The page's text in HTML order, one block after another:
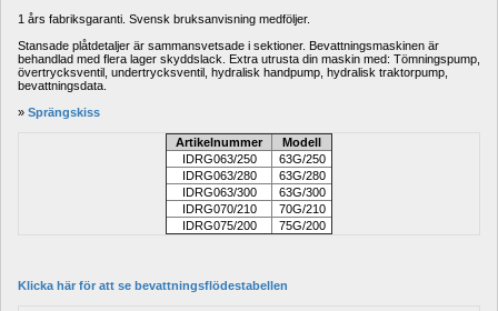
1 års fabriksgaranti. Svensk bruksanvisning medföljer.
Stansade plåtdetaljer är sammansvetsade i sektioner. Bevattningsmaskinen är
behandlad med flera lager skyddslack. Extra utrusta din maskin med: Tömningspump,
övertrycksventil, undertrycksventil, hydralisk handpump, hydralisk traktorpump,
bevattningsdata.
» Sprängskiss
Artikelnummer
Modell
IDRG063/250
63G/250
IDRG063/280
63G/280
IDRG063/300
63G/300
IDRG070/210
70G/210
IDRG075/200
75G/200
Klicka här för att se bevattningsflödestabellen